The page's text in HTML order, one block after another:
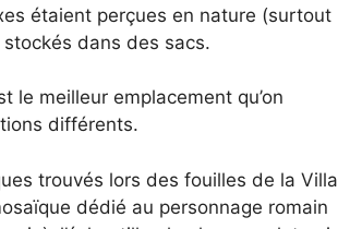
étaient perçues en nature (surtout
stockés dans des sacs.
le meilleur emplacement qu’on
différents.
trouvés lors des fouilles de la Villa
dédié au personnage romain